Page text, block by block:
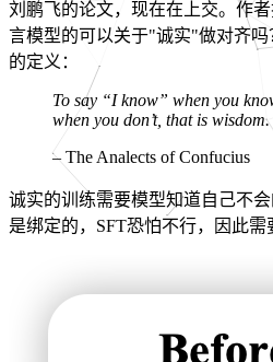
刘鹏飞的论文，现在在上交。作
言模型的可以关于"诚实"做对齐
的定义：
To say “I know” when you
when you don’t, that is wisdom.
– The Analects of Confucius
诚实的训练需要模型知道自己不
是绑定的，SFT恐怕不行，因此需